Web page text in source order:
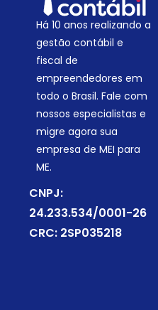
Há 10 anos realizando a
gestão contábil e
fiscal de
empreendedores em
todo o Brasil. Fale com
nossos especialistas e
migre agora sua
empresa de MEI para
ME.
CNPJ:
24.233.534/0001-26
CRC: 2SP035218